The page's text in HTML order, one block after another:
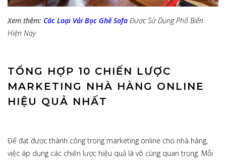
Xem thêm: Các Loại Vải Bọc Ghế Sofa Được Sử Dụng Phổ Biến
Hiện Nay
TỔNG HỢP 10 CHIẾN LƯỢC
MARKETING NHÀ HÀNG ONLINE
HIỆU QUẢ NHẤT
Để đạt được thành công trong marketing online cho nhà hàng,
việc áp dụng các chiến lược hiệu quả là vô cùng quan trọng. Mỗi